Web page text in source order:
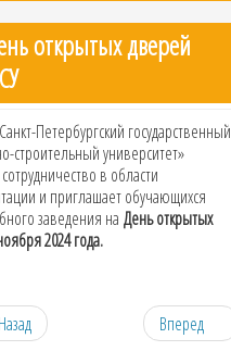
открытых дверей
Петербургский государственный
строительный университет»
в области
и приглашает обучающихся
заведения на День открытых
2024 года.
Назад Вперед